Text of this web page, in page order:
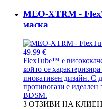
MEO-XTRM -
маска
49,99 €
FlexTube™ е
който се
иновативен дизайн. С
противогази е идеален
BDSM.
3 ОТЗИВИ НА